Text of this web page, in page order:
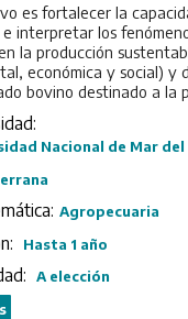
es fortalecer la
e interpretar los
la producción
económica y social) y
bovino destinado a la
1 año.Nacional de Mar
Agropecuaria
Hasta 1 año
A elección